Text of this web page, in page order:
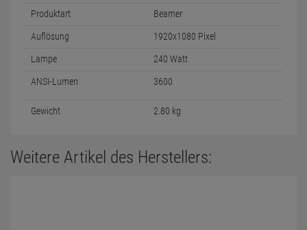
Produktart Beamer
Auflösung 1920x1080 Pixel
Lampe 240 Watt
ANSI-Lumen 3600
Gewicht 2.80 kg
Weitere Artikel des Herstellers: